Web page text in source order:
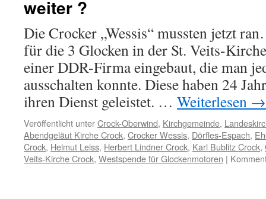
weiter ?
Die Crocker „Wessis“ mussten jetzt
für die 3 Glocken in der St. Veits-
einer DDR-Firma eingebaut, die man
ausschalten konnte. Diese haben 24
ihren Dienst geleistet. … Weiterlesen →
Veröffentlicht unterCrock-Oberwind, Kirchgemeinde,
Abendgeläut Kirche Crock, Crocker Wessis, Dörfles-Espach,
Crock, Helmut Leiss, Herbert Lindner Crock, Karl Bublitz Crock,
Veits-Kirche Crock, Westspende für Glockenmotoren |